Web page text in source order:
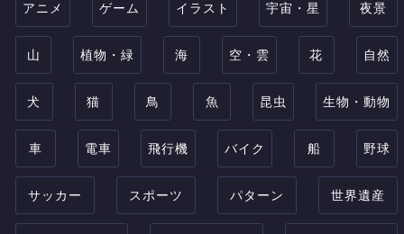
アニメ ゲーム イラスト 宇宙・星 夜景
山 植物・緑 海 空・雲 花 自然
犬 猫 鳥 魚 昆虫 生物・動物
車 電車 飛行機 バイク 船 野球
サッカー スポーツ パターン 世界遺産